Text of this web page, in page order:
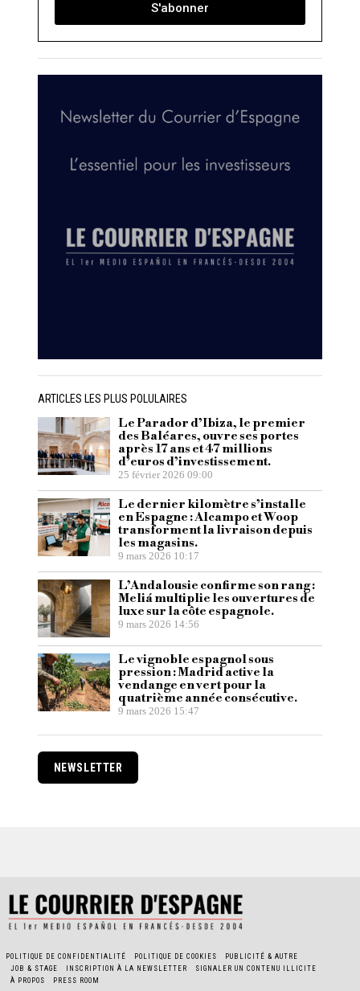
S'abonner
ARTICLES LES PLUS POLULAIRES
Le Parador d’Ibiza, le premier
des Baléares, ouvre ses portes
après 17 ans et 47 millions
d’euros d’investissement.
25 février 2026 09:00
Le dernier kilomètre s’installe
en Espagne : Alcampo et Woop
transforment la livraison depuis
les magasins.
9 mars 2026 10:17
L’Andalousie confirme son rang :
Meliá multiplie les ouvertures de
luxe sur la côte espagnole.
9 mars 2026 14:56
Le vignoble espagnol sous
pression : Madrid active la
vendange en vert pour la
quatrième année consécutive.
9 mars 2026 15:47
NEWSLETTER
POLITIQUE DE CONFIDENTIALITÉ POLITIQUE DE COOKIES
PUBLICITÉ & AUTRE
JOB & STAGE
INSCRIPTION À LA NEWSLETTER
SIGNALER UN CONTENU ILLICITE
À PROPOS
PRESS ROOM